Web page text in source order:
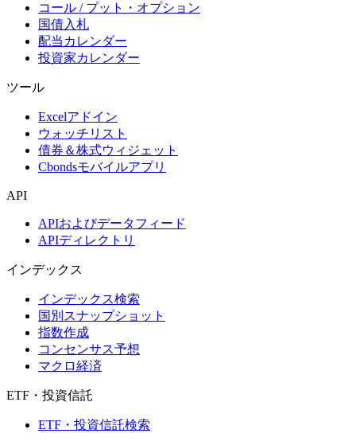
コール / プット・オプション
国債入札
配当カレンダー
投資家カレンダー
ツール
Excelアドイン
ウォッチリスト
債券＆株式ウィジェット
Cbondsモバイルアプリ
API
APIおよびデータフィード
APIディレクトリ
インデックス
インデックス検索
国別スナップショット
指数作成
コンセンサス予想
マクロ経済
ETF・投資信託
ETF・投資信託検索